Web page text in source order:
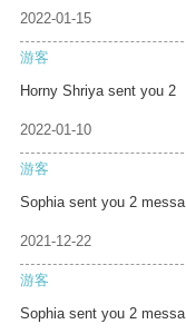
2022-01-15
游客
Horny Shriya sent you 2
2022-01-10
游客
Sophia sent you 2 messa
2021-12-22
游客
Sophia sent you 2 messa